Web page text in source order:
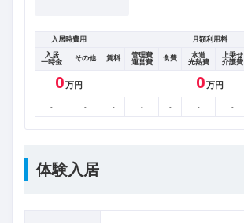
入居時費用
月額利用料
入居
一時金
その他 賃料
管理費
運営費
食費
水道
光熱費
上乗せ
介護費
0 万円 0万円
- - - - - - -
体験入居